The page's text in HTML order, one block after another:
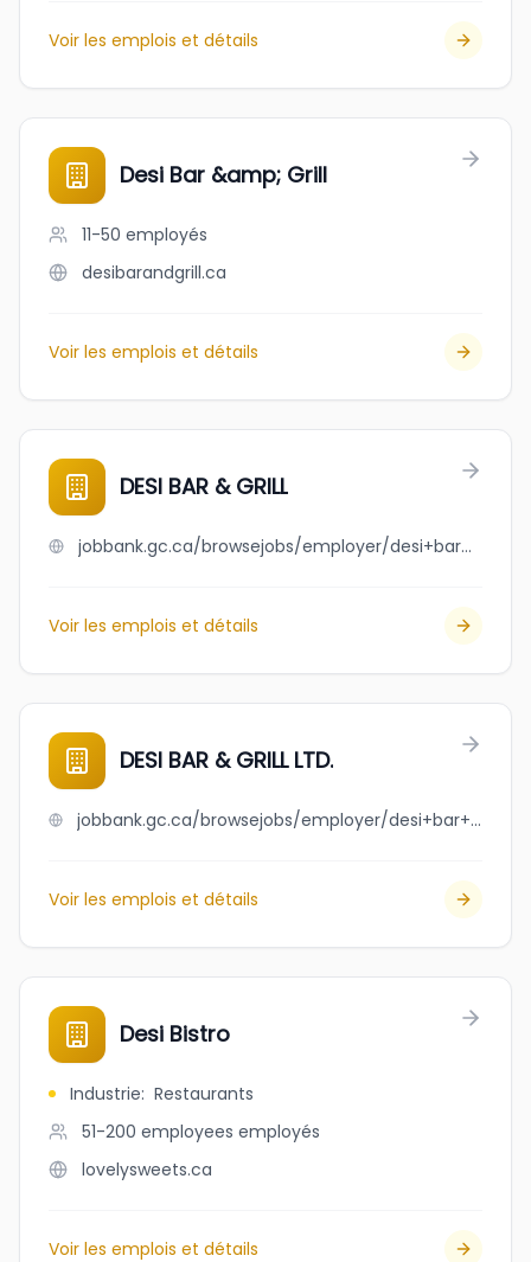
Voir les emplois et détails
Desi Bar &amp; Grill
11-50 employés
desibarandgrill.ca
Voir les emplois et détails
DESI BAR & GRILL
jobbank.gc.ca/browsejobs/employer/desi+bar+%26+grill/ca
Voir les emplois et détails
DESI BAR & GRILL LTD.
jobbank.gc.ca/browsejobs/employer/desi+bar+%26+grill+ltd./ca
Voir les emplois et détails
Desi Bistro
Industrie: Restaurants
51-200 employees employés
lovelysweets.ca
Voir les emplois et détails